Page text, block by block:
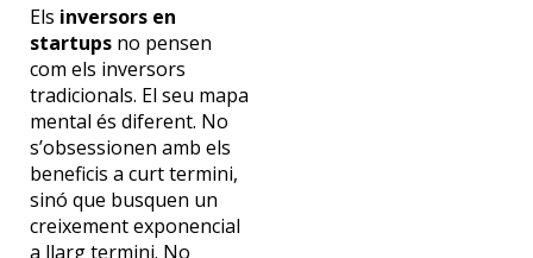
Els inversors en
startupsno pensen
com els inversors
tradicionals. El seu mapa
mental és diferent. No
s’obsessionen amb els
beneficis a curt termini,
sinó que busquen un
creixement exponencial
a llarg termini. No